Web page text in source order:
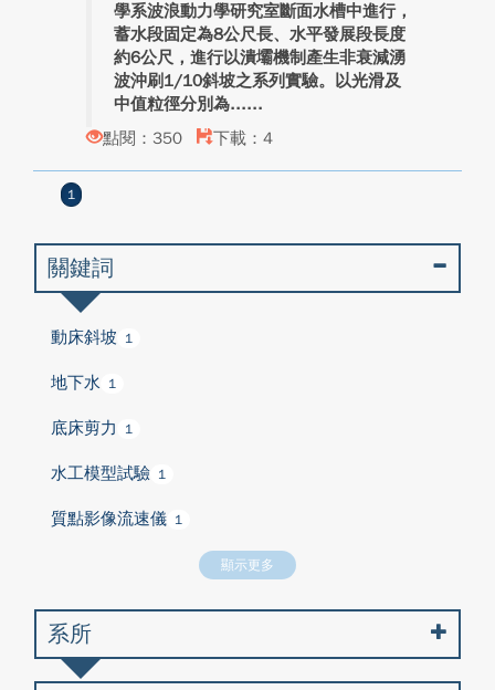
學系波浪動力學研究室斷面水槽中進行，
蓄水段固定為8公尺長、水平發展段長度
約6公尺，進行以潰壩機制產生非衰減湧
波沖刷1/10斜坡之系列實驗。以光滑及
中值粒徑分別為...
點閱：350
下載：4
1
關鍵詞
動床斜坡 1
地下水 1
底床剪力 1
水工模型試驗 1
質點影像流速儀 1
顯示更多
系所